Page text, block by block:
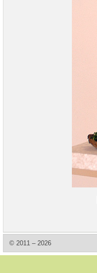
© 2011 – 2026